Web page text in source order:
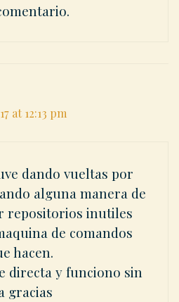
at 12:13 pm
dando vueltas por
alguna manera de
repositorios inutiles
de comandos
hacen.
directa y funciono sin
gracias